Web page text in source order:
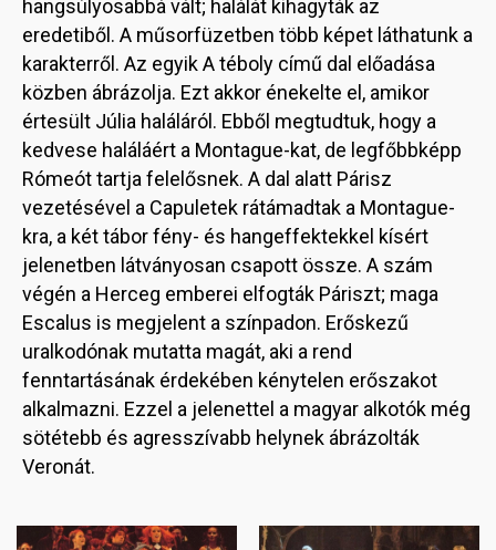
hangsúlyosabbá vált; halálát kihagyták az
eredetiből. A műsorfüzetben több képet láthatunk a
karakterről. Az egyik A téboly című dal előadása
közben ábrázolja. Ezt akkor énekelte el, amikor
értesült Júlia haláláról. Ebből megtudtuk, hogy a
kedvese haláláért a Montague-kat, de legfőbbképp
Rómeót tartja felelősnek. A dal alatt Párisz
vezetésével a Capuletek rátámadtak a Montague-
kra, a két tábor fény- és hangeffektekkel kísért
jelenetben látványosan csapott össze. A szám
végén a Herceg emberei elfogták Páriszt; maga
Escalus is megjelent a színpadon. Erőskezű
uralkodónak mutatta magát, aki a rend
fenntartásának érdekében kénytelen erőszakot
alkalmazni. Ezzel a jelenettel a magyar alkotók még
sötétebb és agresszívabb helynek ábrázolták
Veronát.
Image Image